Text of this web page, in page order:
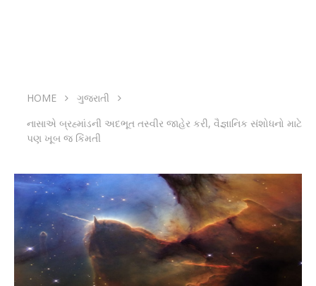
HOME
ગુજરાતી
નાસાએ બ્રહ્માંડની અદભૂત તસ્વીર જાહેર કરી, વૈજ્ઞાનિક સંશોધનો માટે
પણ ખૂબ જ કિંમતી